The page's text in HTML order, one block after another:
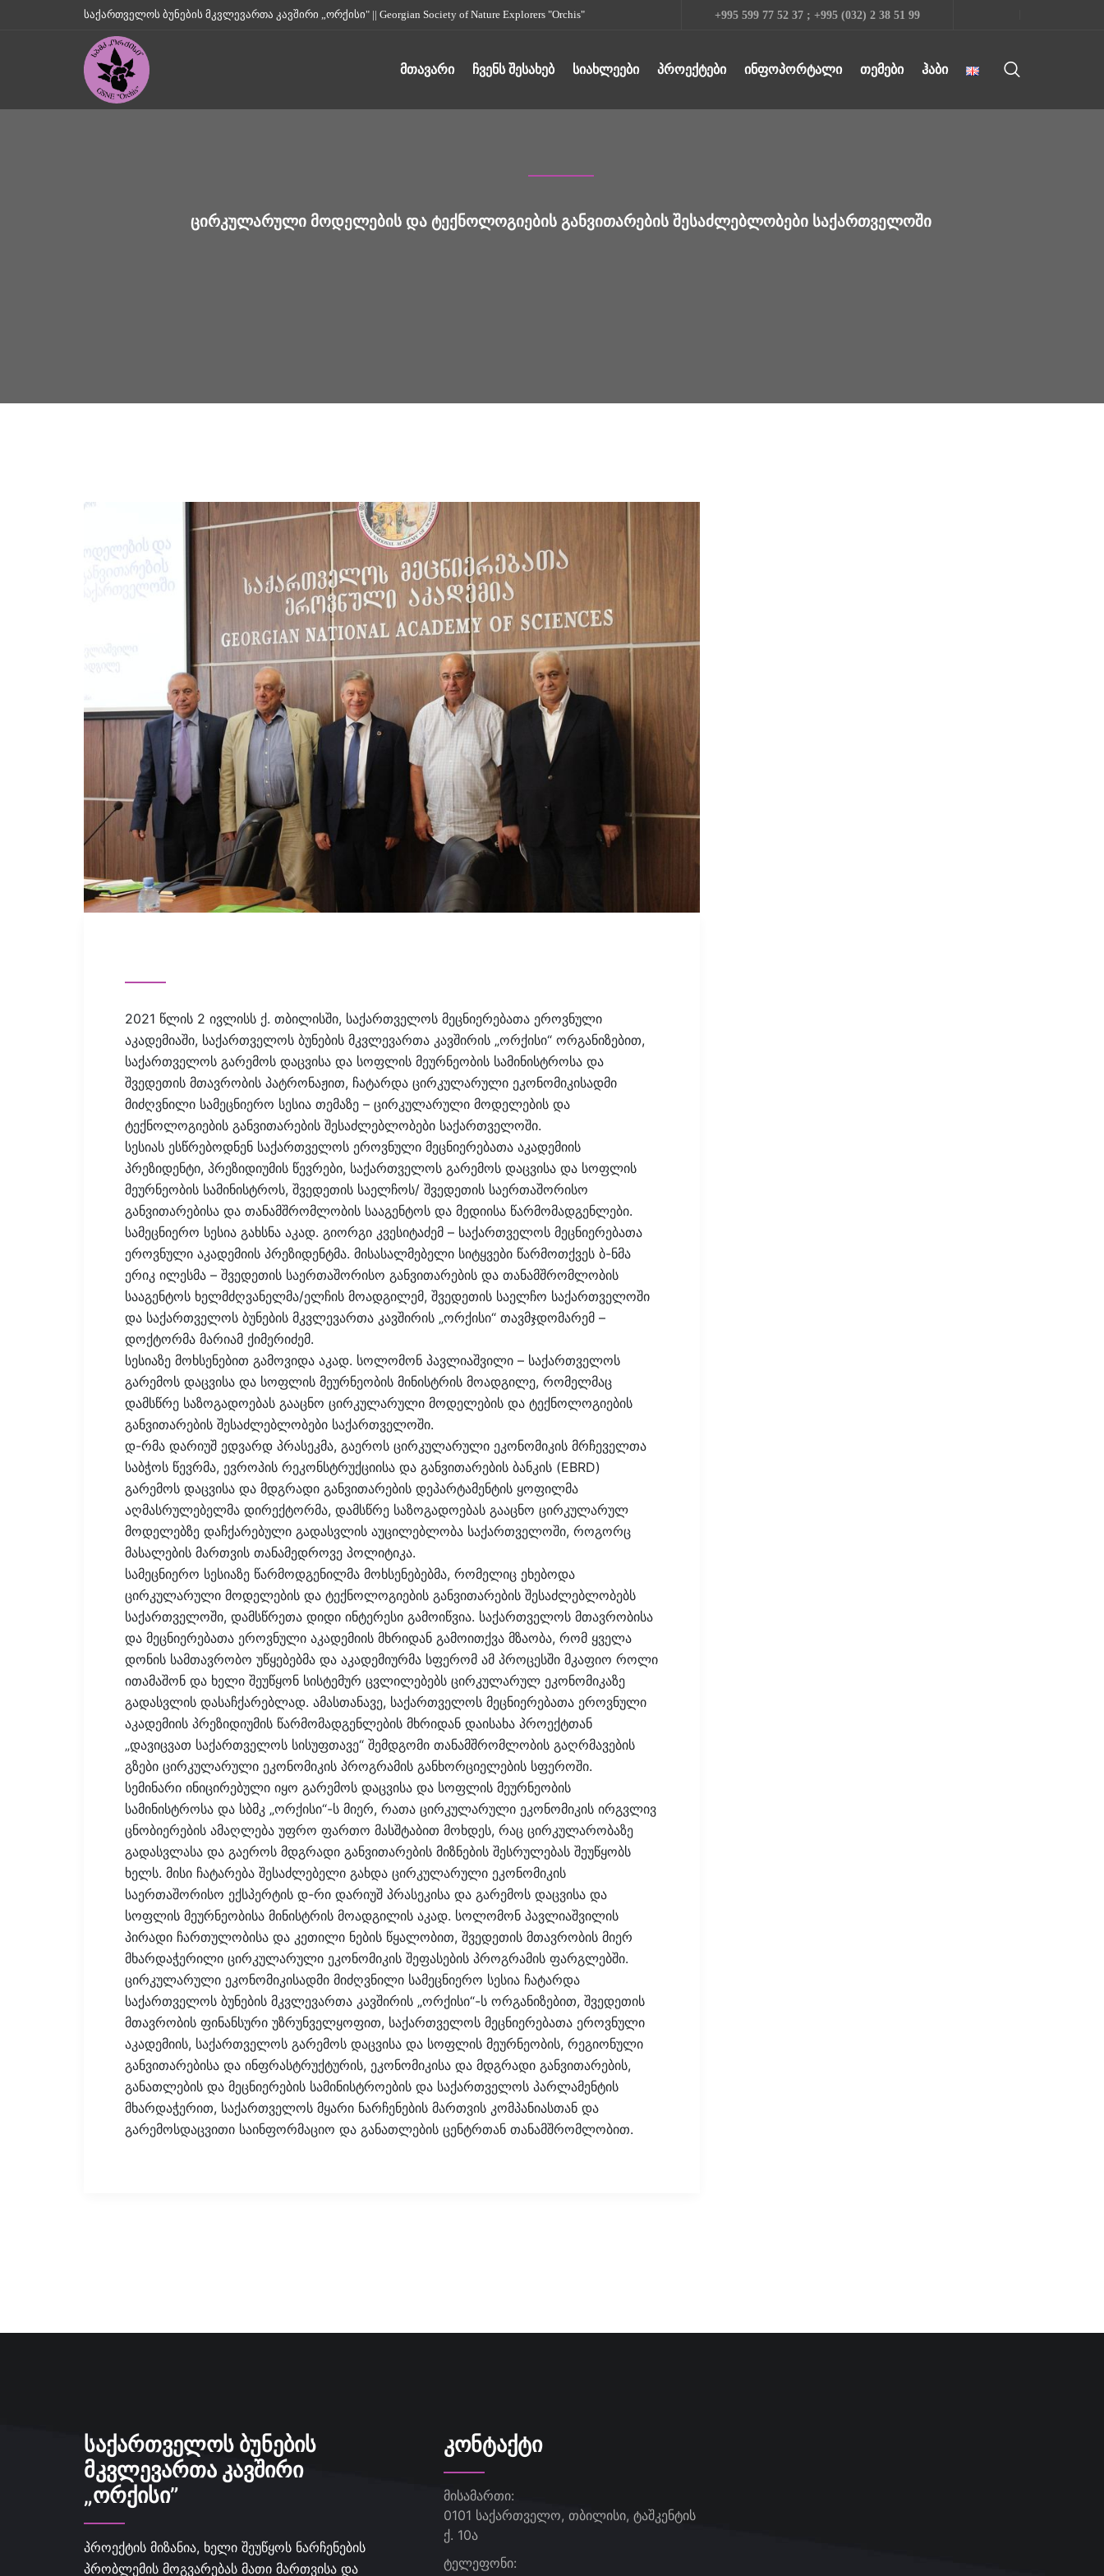
საქართველოს ბუნების მკვლევართა კავშირი „ორქისი" || Georgian Society of Nature Explorers "Orchis" +995 599 77 52 37 ; +995 (032) 2 38 51 99
ᲛᲗᲐᲕᲐᲠᲘ ᲩᲕᲔᲜᲡ ᲨᲔᲡᲐᲮᲔᲑ ᲡᲘᲐᲮᲚᲔᲔᲑᲘ ᲞᲠᲝᲔᲥᲢᲔᲑᲘ ᲘᲜᲤᲝᲞᲝᲠᲢᲐᲚᲘ ᲗᲔᲛᲔᲑᲘ ᲰᲐᲑᲘ
ᲪᲘᲠᲙᲣᲚᲐᲠᲣᲚᲘ ᲛᲝᲓᲔᲚᲔᲑᲘᲡ ᲓᲐ ᲢᲔᲥᲜᲝᲚᲝᲒᲘᲔᲑᲘᲡ ᲒᲐᲜᲕᲘᲗᲐᲠᲔᲑᲘᲡ ᲨᲔᲡᲐᲫᲚᲔᲑᲚᲝᲑᲔᲑᲘ ᲡᲐᲥᲐᲠᲗᲕᲔᲚᲝᲨᲘ
2021 წლის 2 ივლისს ქ. თბილისში, საქართველოს მეცნიერებათა ეროვნული
აკადემიაში, საქართველოს ბუნების მკვლევართა კავშირის „ორქისი“ ორგანიზებით,
საქართველოს გარემოს დაცვისა და სოფლის მეურნეობის სამინისტროსა და
შვედეთის მთავრობის პატრონაჟით, ჩატარდა ცირკულარული ეკონომიკისადმი
მიძღვნილი სამეცნიერო სესია თემაზე – ცირკულარული მოდელების და
ტექნოლოგიების განვითარების შესაძლებლობები საქართველოში.
სესიას ესწრებოდნენ საქართველოს ეროვნული მეცნიერებათა აკადემიის
პრეზიდენტი, პრეზიდიუმის წევრები, საქართველოს გარემოს დაცვისა და სოფლის
მეურნეობის სამინისტროს, შვედეთის საელჩოს/ შვედეთის საერთაშორისო
განვითარებისა და თანამშრომლობის სააგენტოს და მედიისა წარმომადგენლები.
სამეცნიერო სესია გახსნა აკად. გიორგი კვესიტაძემ – საქართველოს მეცნიერებათა
ეროვნული აკადემიის პრეზიდენტმა. მისასალმებელი სიტყვები წარმოთქვეს ბ-ნმა
ერიკ ილესმა – შვედეთის საერთაშორისო განვითარების და თანამშრომლობის
სააგენტოს ხელმძღვანელმა/ელჩის მოადგილემ, შვედეთის საელჩო საქართველოში
და საქართველოს ბუნების მკვლევართა კავშირის „ორქისი“ თავმჯდომარემ –
დოქტორმა მარიამ ქიმერიძემ.
სესიაზე მოხსენებით გამოვიდა აკად. სოლომონ პავლიაშვილი – საქართველოს
გარემოს დაცვისა და სოფლის მეურნეობის მინისტრის მოადგილე, რომელმაც
დამსწრე საზოგადოებას გააცნო ცირკულარული მოდელების და ტექნოლოგიების
განვითარების შესაძლებლობები საქართველოში.
დ-რმა დარიუშ ედვარდ პრასეკმა, გაეროს ცირკულარული ეკონომიკის მრჩეველთა
საბჭოს წევრმა, ევროპის რეკონსტრუქციისა და განვითარების ბანკის (EBRD)
გარემოს დაცვისა და მდგრადი განვითარების დეპარტამენტის ყოფილმა
აღმასრულებელმა დირექტორმა, დამსწრე საზოგადოებას გააცნო ცირკულარულ
მოდელებზე დაჩქარებული გადასვლის აუცილებლობა საქართველოში, როგორც
მასალების მართვის თანამედროვე პოლიტიკა.
სამეცნიერო სესიაზე წარმოდგენილმა მოხსენებებმა, რომელიც ეხებოდა
ცირკულარული მოდელების და ტექნოლოგიების განვითარების შესაძლებლობებს
საქართველოში, დამსწრეთა დიდი ინტერესი გამოიწვია. საქართველოს მთავრობისა
და მეცნიერებათა ეროვნული აკადემიის მხრიდან გამოითქვა მზაობა, რომ ყველა
დონის სამთავრობო უწყებებმა და აკადემიურმა სფერომ ამ პროცესში მკაფიო როლი
ითამაშონ და ხელი შეუწყონ სისტემურ ცვლილებებს ცირკულარულ ეკონომიკაზე
გადასვლის დასაჩქარებლად. ამასთანავე, საქართველოს მეცნიერებათა ეროვნული
აკადემიის პრეზიდიუმის წარმომადგენლების მხრიდან დაისახა პროექტთან
„დავიცვათ საქართველოს სისუფთავე“ შემდგომი თანამშრომლობის გაღრმავების
გზები ცირკულარული ეკონომიკის პროგრამის განხორციელების სფეროში.
სემინარი ინიცირებული იყო გარემოს დაცვისა და სოფლის მეურნეობის
სამინისტროსა და სბმკ „ორქისი“-ს მიერ, რათა ცირკულარული ეკონომიკის ირგვლივ
ცნობიერების ამაღლება უფრო ფართო მასშტაბით მოხდეს, რაც ცირკულარობაზე
გადასვლასა და გაეროს მდგრადი განვითარების მიზნების შესრულებას შეუწყობს
ხელს. მისი ჩატარება შესაძლებელი გახდა ცირკულარული ეკონომიკის
საერთაშორისო ექსპერტის დ-რი დარიუშ პრასეკისა და გარემოს დაცვისა და
სოფლის მეურნეობისა მინისტრის მოადგილის აკად. სოლომონ პავლიაშვილის
პირადი ჩართულობისა და კეთილი ნების წყალობით, შვედეთის მთავრობის მიერ
მხარდაჭერილი ცირკულარული ეკონომიკის შეფასების პროგრამის ფარგლებში.
ცირკულარული ეკონომიკისადმი მიძღვნილი სამეცნიერო სესია ჩატარდა
საქართველოს ბუნების მკვლევართა კავშირის „ორქისი“-ს ორგანიზებით, შვედეთის
მთავრობის ფინანსური უზრუნველყოფით, საქართველოს მეცნიერებათა ეროვნული
აკადემიის, საქართველოს გარემოს დაცვისა და სოფლის მეურნეობის, რეგიონული
განვითარებისა და ინფრასტრუქტურის, ეკონომიკისა და მდგრადი განვითარების,
განათლების და მეცნიერების სამინისტროების და საქართველოს პარლამენტის
მხარდაჭერით, საქართველოს მყარი ნარჩენების მართვის კომპანიასთან და
გარემოსდაცვითი საინფორმაციო და განათლების ცენტრთან თანამშრომლობით.
ᲡᲐᲥᲐᲠᲗᲕᲔᲚᲝᲡ ᲑᲣᲜᲔᲑᲘᲡ
ᲛᲙᲕᲚᲔᲕᲐᲠᲗᲐ ᲙᲐᲕᲨᲘᲠᲘ
„ᲝᲠᲥᲘᲡᲘ”
პროექტის მიზანია, ხელი შეუწყოს ნარჩენების
პრობლემის მოგვარებას მათი მართვისა და
ᲙᲝᲜᲢᲐᲥᲢᲘ
მისამართი:
0101 საქართველო, თბილისი, ტაშკენტის
ქ. 10ა
ტელეფონი: